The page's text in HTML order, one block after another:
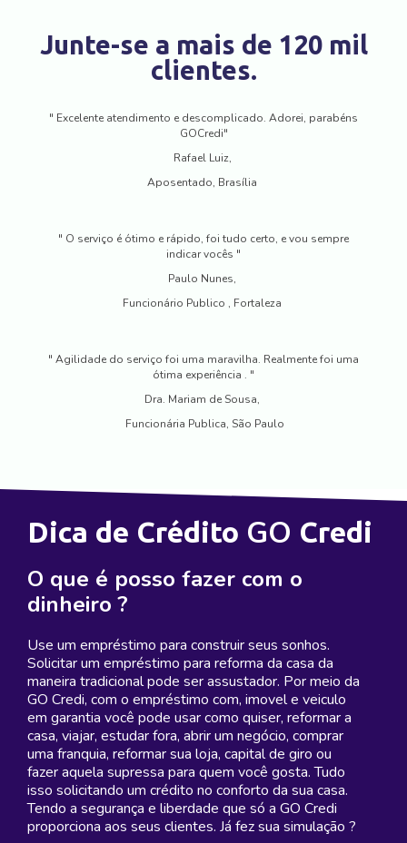
Junte-se a mais de 120 mil
clientes.
" Excelente atendimento e descomplicado. Adorei, parabéns
GOCredi"
Rafael Luiz,
Aposentado, Brasília
" O serviço é ótimo e rápido, foi tudo certo, e vou sempre
indicar vocês "
Paulo Nunes,
Funcionário Publico , Fortaleza
" Agilidade do serviço foi uma maravilha. Realmente foi uma
ótima experiência . "
Dra. Mariam de Sousa,
Funcionária Publica, São Paulo
Dica de Crédito GO Credi
O que é posso fazer com o
dinheiro ?
Use um empréstimo para construir seus sonhos.
Solicitar um empréstimo para reforma da casa da
maneira tradicional pode ser assustador. Por meio da
GO Credi, com o empréstimo com, imovel e veiculo
em garantia você pode usar como quiser, reformar a
casa, viajar, estudar fora, abrir um negócio, comprar
uma franquia, reformar sua loja, capital de giro ou
fazer aquela supressa para quem você gosta. Tudo
isso solicitando um crédito no conforto da sua casa.
Tendo a segurança e liberdade que só a GO Credi
proporciona aos seus clientes. Já fez sua simulação ?